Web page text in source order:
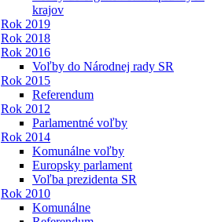
krajov
Rok 2019
Rok 2018
Rok 2016
Voľby do Národnej rady SR
Rok 2015
Referendum
Rok 2012
Parlamentné voľby
Rok 2014
Komunálne voľby
Europsky parlament
Voľba prezidenta SR
Rok 2010
Komunálne